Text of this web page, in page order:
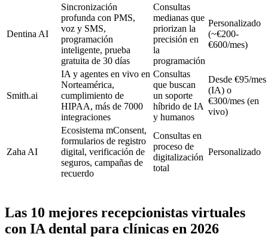
Dentina AI
Sincronización
profunda con PMS,
voz y SMS,
programación
inteligente, prueba
gratuita de 30 días
Consultas
medianas que
priorizan la
precisión en
la
programación
Personalizado
(~€200-
€600/mes)
Smith.ai
IA y agentes en vivo en
Norteamérica,
cumplimiento de
HIPAA, más de 7000
integraciones
Consultas
que buscan
un soporte
híbrido de IA
y humanos
Desde €95/mes
(IA) o
€300/mes (en
vivo)
Zaha AI
Ecosistema mConsent,
formularios de registro
digital, verificación de
seguros, campañas de
recuerdo
Consultas en
proceso de
digitalización
total
Personalizado
Las 10 mejores recepcionistas virtuales
con IA dental para clínicas en 2026